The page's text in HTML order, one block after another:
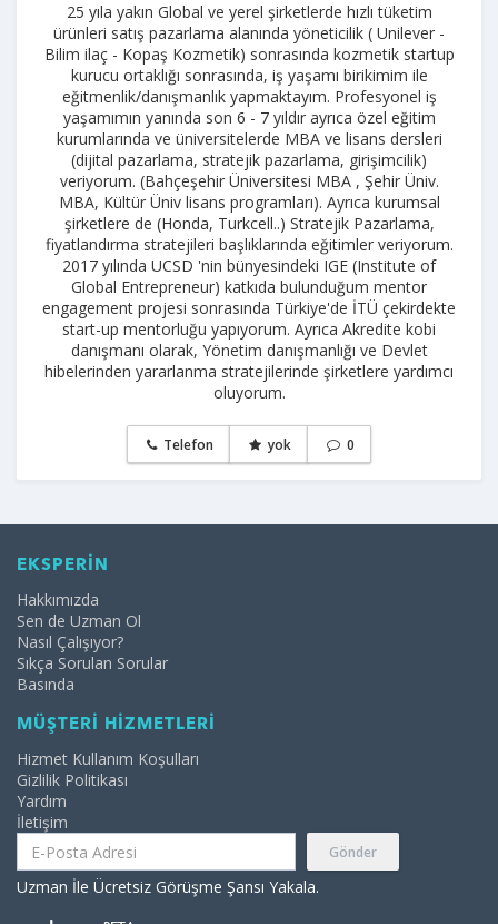
25 yıla yakın Global ve yerel şirketlerde hızlı tüketim
ürünleri satış pazarlama alanında yöneticilik ( Unilever -
Bilim ilaç - Kopaş Kozmetik) sonrasında kozmetik startup
kurucu ortaklığı sonrasında, iş yaşamı birikimim ile
eğitmenlik/danışmanlık yapmaktayım. Profesyonel iş
yaşamımın yanında son 6 - 7 yıldır ayrıca özel eğitim
kurumlarında ve üniversitelerde MBA ve lisans dersleri
(dijital pazarlama, stratejik pazarlama, girişimcilik)
veriyorum. (Bahçeşehir Üniversitesi MBA , Şehir Üniv.
MBA, Kültür Üniv lisans programları). Ayrıca kurumsal
şirketlere de (Honda, Turkcell..) Stratejik Pazarlama,
fiyatlandırma stratejileri başlıklarında eğitimler veriyorum.
2017 yılında UCSD 'nin bünyesindeki IGE (Institute of
Global Entrepreneur) katkıda bulunduğum mentor
engagement projesi sonrasında Türkiye'de İTÜ çekirdekte
start-up mentorluğu yapıyorum. Ayrıca Akredite kobi
danışmanı olarak, Yönetim danışmanlığı ve Devlet
hibelerinden yararlanma stratejilerinde şirketlere yardımcı
oluyorum.
Telefon yok 0
EKSPERİN
Hakkımızda
Sen de Uzman Ol
Nasıl Çalışıyor?
Sıkça Sorulan Sorular
Basında
MÜŞTERİ HİZMETLERİ
Hizmet Kullanım Koşulları
Gizlilik Politikası
Yardım
İletişim
Gönder
Uzman İle Ücretsiz Görüşme Şansı Yakala.